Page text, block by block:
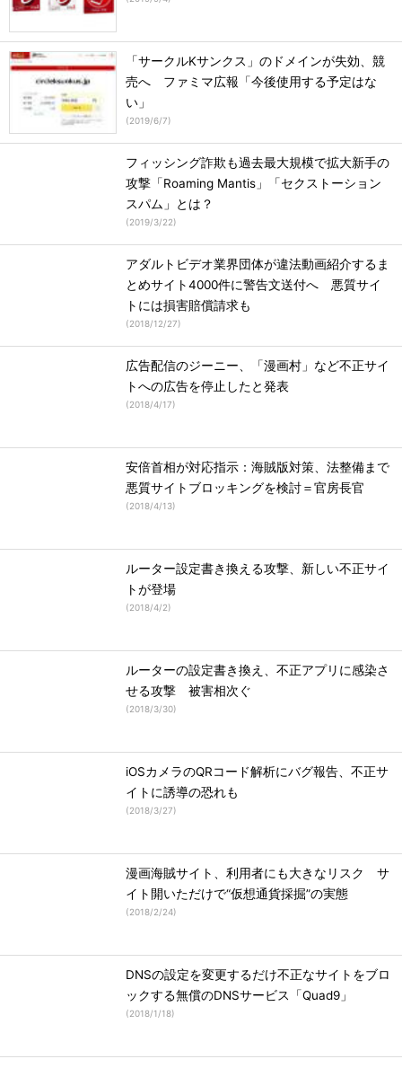
「サークルKサンクス」のドメインが失効、競
売へ ファミマ広報「今後使用する予定はな
い」
(2019/6/7)
フィッシング詐欺も過去最大規模で拡大新手の
攻撃「Roaming Mantis」「セクストーション
スパム」とは？
(2019/3/22)
アダルトビデオ業界団体が違法動画紹介するま
とめサイト4000件に警告文送付へ 悪質サイ
トには損害賠償請求も
(2018/12/27)
広告配信のジーニー、「漫画村」など不正サイ
トへの広告を停止したと発表
(2018/4/17)
安倍首相が対応指示：海賊版対策、法整備まで
悪質サイトブロッキングを検討＝官房長官
(2018/4/13)
ルーター設定書き換える攻撃、新しい不正サイ
トが登場
(2018/4/2)
ルーターの設定書き換え、不正アプリに感染さ
せる攻撃 被害相次ぐ
(2018/3/30)
iOSカメラのQRコード解析にバグ報告、不正サ
イトに誘導の恐れも
(2018/3/27)
漫画海賊サイト、利用者にも大きなリスク サ
イト開いただけで“仮想通貨採掘”の実態
(2018/2/24)
DNSの設定を変更するだけ不正なサイトをブロ
ックする無償のDNSサービス「Quad9」
(2018/1/18)